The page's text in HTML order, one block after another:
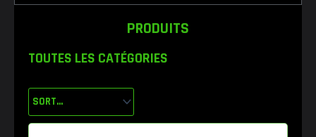
PRODUITS
TOUTES LES CATÉGORIES